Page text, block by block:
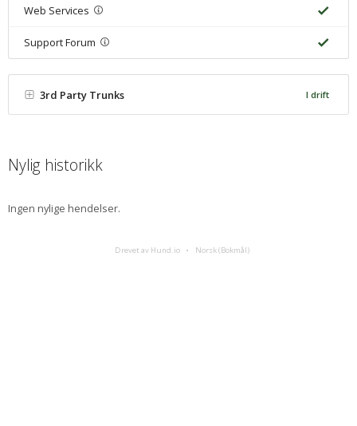
Web Services
Support Forum
3rd Party Trunks I drift
Nylig historikk
Ingen nylige hendelser.
Drevet av Hund.io Norsk (Bokmål)